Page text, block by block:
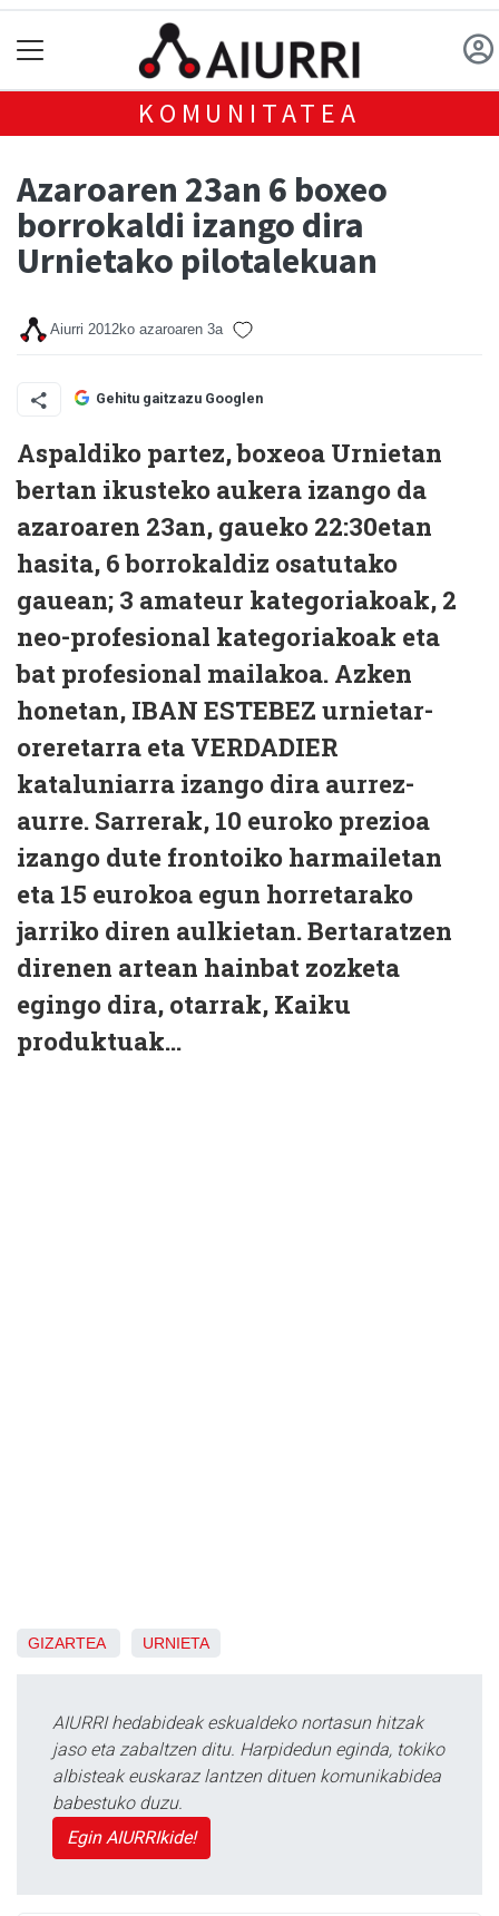
KOMUNITATEA
Azaroaren 23an 6 boxeo
borrokaldi izango dira
Urnietako pilotalekuan
Aiurri 2012ko azaroaren 3a
Gehitu gaitzazu Googlen
Aspaldiko partez, boxeoa Urnietan
bertan ikusteko aukera izango da
azaroaren 23an, gaueko 22:30etan
hasita, 6 borrokaldiz osatutako
gauean; 3 amateur kategoriakoak, 2
neo-profesional kategoriakoak eta
bat profesional mailakoa. Azken
honetan, IBAN ESTEBEZ urnietar-
oreretarra eta VERDADIER
kataluniarra izango dira aurrez-
aurre. Sarrerak, 10 euroko prezioa
izango dute frontoiko harmailetan
eta 15 eurokoa egun horretarako
jarriko diren aulkietan. Bertaratzen
direnen artean hainbat zozketa
egingo dira, otarrak, Kaiku
produktuak...
GIZARTEA URNIETA
AIURRI hedabideak eskualdeko nortasun hitzak
jaso eta zabaltzen ditu. Harpidedun eginda, tokiko
albisteak euskaraz lantzen dituen komunikabidea
babestuko duzu.
Egin AIURRIkide!